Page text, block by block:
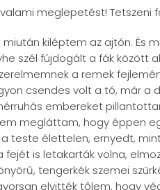
meglepetést! Tetszeni
kiléptem az ajtón. És
szél fújdogált a fák között
a remek
csendes volt a tó, már a
embereket
megláttam, hogy éppen
teste élettelen, ernyedt,
fejét is letakarták volna,
tengerkék szemei
elvitték tőlem, hogy